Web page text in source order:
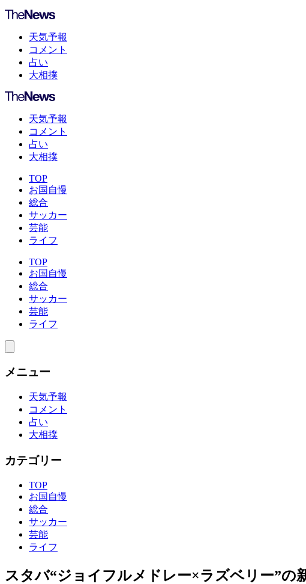
天気予報
コメント
占い
大相撲
天気予報
コメント
占い
大相撲
TOP
お国自慢
総合
サッカー
芸能
ライフ
TOP
お国自慢
総合
サッカー
芸能
ライフ
メニュー
天気予報
コメント
占い
大相撲
カテゴリー
TOP
お国自慢
総合
サッカー
芸能
ライフ
スタバ“ジョイフルメドレー×ラズベリー”の